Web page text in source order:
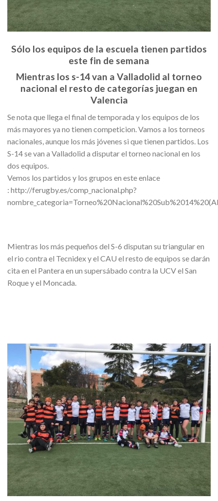
Sólo los equipos de la escuela tienen partidos
este fin de semana
Mientras los s-14 van a Valladolid al torneo
nacional el resto de categorías juegan en
Valencia
Se nota que llega el final de temporada y los equipos de los
más mayores ya no tienen competicion. Vamos a los torneos
nacionales, aunque los más jóvenes si que tienen partidos. Los
S-14 se van a Valladolid a disputar el torneo nacional en los
dos equipos.
Vemos los partidos y los grupos en este enlace
: http://ferugby.es/comp_nacional.php?
Mientras los más pequeños del S-6 disputan su triangular en
el rio contra el Tecnidex y el CAU el resto de equipos se darán
cita en el Pantera en un supersábado contra la UCV el San
Roque y el Moncada.